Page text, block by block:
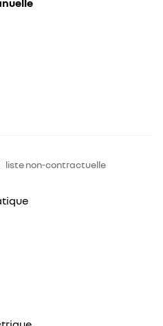
liste non-contractuelle